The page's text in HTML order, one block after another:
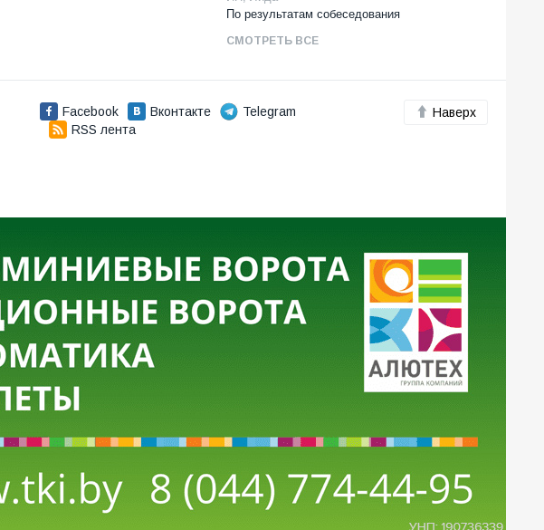
По результатам собеседования
СМОТРЕТЬ ВСЕ
Facebook Вконтакте
Telegram
RSS лента
Наверх